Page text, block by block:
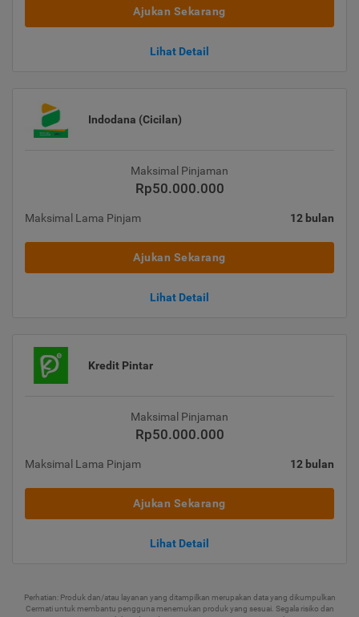
Ajukan Sekarang
Lihat Detail
Indodana (Cicilan)
Maksimal Pinjaman
Rp50.000.000
Maksimal Lama Pinjam 12 bulan
Ajukan Sekarang
Lihat Detail
Kredit Pintar
Maksimal Pinjaman
Rp50.000.000
Maksimal Lama Pinjam 12 bulan
Ajukan Sekarang
Lihat Detail
Perhatian: Produk dan/atau layanan yang ditampilkan merupakan data yang dikumpulkan
Cermati untuk membantu pengguna menemukan produk yang sesuai. Segala risiko dan